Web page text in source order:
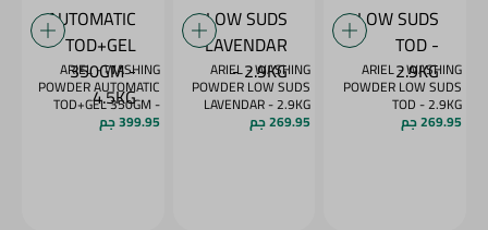
ARIEL - WASHING
POWDER LOW SUDS
TOD - 2.9KG
269.95 جم
ARIEL - WASHING
POWDER LOW SUDS
LAVENDAR - 2.9KG
269.95 جم
ARIEL - WASHING
POWDER AUTOMATIC
TOD+GEL 350GM -
4.5KG
399.95 جم